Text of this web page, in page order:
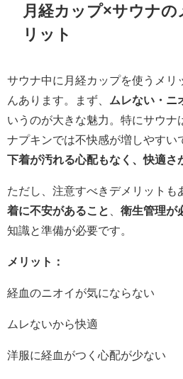
月経カップ×サウナの
リット
サウナ中に月経カップを使うメリ
んあります。まず、
ムレない・ニ
いうのが大きな魅力。特にサウナ
ナプキンでは不快感が増しやすい
下着が汚れる心配もなく、快適さ
ただし、注意すべきデメリットも
着に不安があること
衛生管理が
知識と準備が必要です。
メリット：
経血のニオイが気にならない
ムレないから快適
洋服に経血がつく心配が少ない